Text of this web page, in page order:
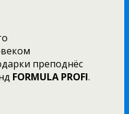
преподнёс
FORMULA PROFI.